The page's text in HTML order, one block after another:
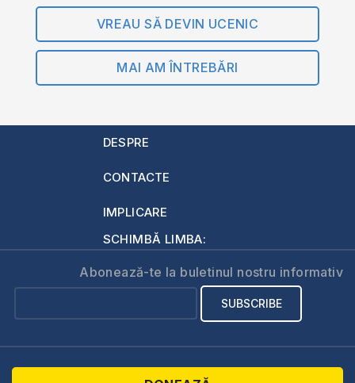
VREAU SĂ DEVIN UCENIC
MAI AM ÎNTREBĂRI
DESPRE
CONTACTE
IMPLICARE
SCHIMBĂ LIMBA:
Abonează-te la buletinul nostru informativ